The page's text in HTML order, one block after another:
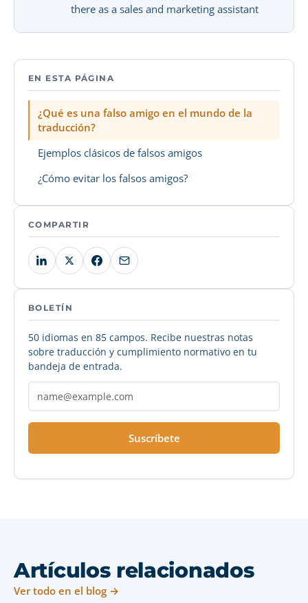
there as a sales and marketing assistant
EN ESTA PÁGINA
¿Qué es una falso amigo en el mundo de la
traducción?
Ejemplos clásicos de falsos amigos
¿Cómo evitar los falsos amigos?
COMPARTIR
BOLETÍN
50 idiomas en 85 campos. Recibe nuestras notas
sobre traducción y cumplimiento normativo en tu
bandeja de entrada.
Suscríbete
Artículos relacionados
Ver todo en el blog →